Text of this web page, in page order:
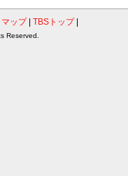
ップ TBSトップ|
Reserved.